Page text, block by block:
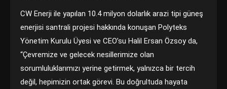
CW Enerji ile yapılan 10.4 milyon dolarlık arazi tipi güneş
enerjisi santrali projesi hakkında konuşan Polyteks
Yönetim Kurulu Üyesi ve CEO’su Halil Ersan Özsoy da,
“Çevremize ve gelecek nesillerimize olan
sorumluluklarımızı yerine getirmek, yalnızca bir tercih
değil, hepimizin ortak görevi. Bu doğrultuda hayata